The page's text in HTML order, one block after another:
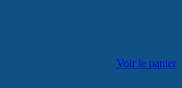
Voir le panier